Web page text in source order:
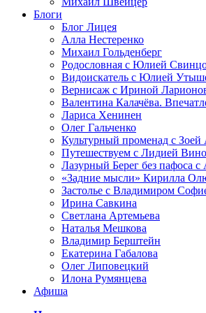
Блоги
Блог Лицея
Алла Нестеренко
Михаил Гольденберг
Родословная с Юлией
Видоискатель с Юлией
Вернисаж с Ириной
Валентина Калачёва.
Лариса Хенинен
Олег Гальченко
Культурный променад с Зоей
Путешествуем с Лидией
Лазурный Берег без пафоса
«Задние мысли» Кирилла
Застолье с Владимиром
Ирина Савкина
Светлана Артемьева
Наталья Мешкова
Владимир Берштейн
Екатерина Габалова
Олег Липовецкий
Илона Румянцева
Афиша